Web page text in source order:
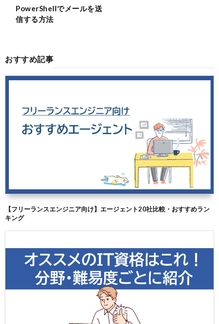
PowerShellでメールを送
信する方法
おすすめ記事
【フリーランスエンジニア向け】エージェント20社比較・おすすめラン
キング